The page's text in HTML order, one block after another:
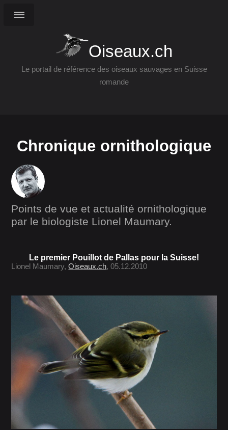
Oiseaux.ch
Le portail de référence des oiseaux sauvages en Suisse
romande
Chronique ornithologique
Points de vue et actualité ornithologique
par le biologiste Lionel Maumary.
Le premier Pouillot de Pallas pour la Suisse!
Lionel Maumary,Oiseaux.ch, 05.12.2010